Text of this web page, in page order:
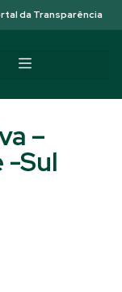
da Transparência
–
-Sul